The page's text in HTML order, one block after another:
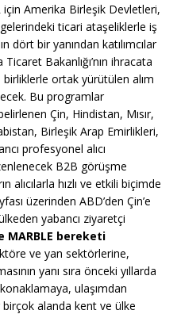
için Amerika Birleşik Devletleri,
ticari ataşeliklerle iş
dört bir yanından katılımcılar
Bakanlığı’nın ihracata
ortak yürütülen alım
Bu programlar
Çin, Hindistan, Mısır,
Birleşik Arap Emirlikleri,
profesyonel alıcı
B2B görüşme
alıcılarla hızlı ve etkili biçimde
üzerinden ABD’den Çin’e
yabancı ziyaretçi
MARBLE bereketi
ve yan sektörlerine,
yanı sıra önceki yıllarda
ulaşımdan
alanda kent ve ülke